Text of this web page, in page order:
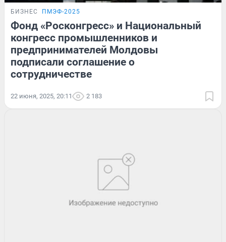
БИЗНЕС ПМЭФ-2025
Фонд «Росконгресс» и Национальный
конгресс промышленников и
предпринимателей Молдовы
подписали соглашение о
сотрудничестве
22 июня, 2025, 20:11 2 183